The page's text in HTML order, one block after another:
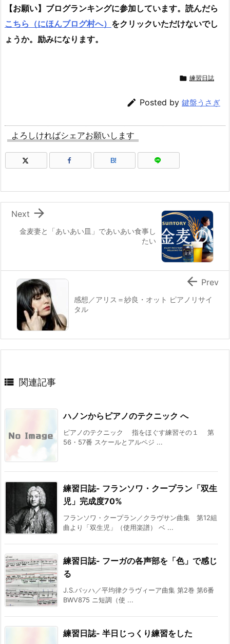
【お願い】ブログランキングに参加しています。読んだら
こちら（にほんブログ村へ） をクリックいただけないでし
ょうか。励みになります。
 練習日誌
 Posted by 鍵盤うさぎ
よろしければシェアお願いします
B!
金麦妻と「あいあい皿」であいあい食事し
たい

Next
感想／アリス＝紗良・オット ピアノリサイ
タル
 Prev
 関連記事
ハノンからピアノのテクニック へ
ピアノのテクニック 指をほぐす練習その１ 第
56・57番 スケールとアルペジ ...
練習日誌- フランソワ・クープラン「双生
児」完成度70%
フランソワ・クープラン／クラヴサン曲集 第12組
曲より「双生児」（使用楽譜） ベ ...
練習日誌- フーガの各声部を「色」で感じ
る
J.S.バッハ／平均律クラヴィーア曲集 第2巻 第6番
BWV875 ニ短調（使 ...
練習日誌- 半日じっくり練習をした